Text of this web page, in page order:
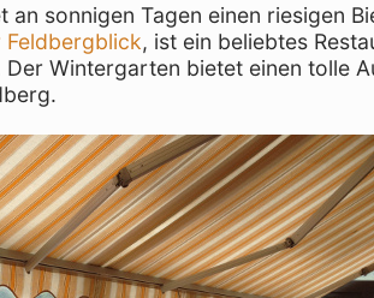
an sonnigen Tagen einen riesigen
Feldbergblick, ist ein beliebtes
Wintergarten bietet einen tolle